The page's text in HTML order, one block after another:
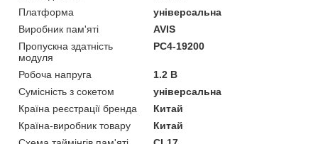
Платформа
універсальна
Виробник пам'яті
AVIS
Пропускна здатність
модуля
PC4-19200
Робоча напруга
1.2 B
Сумісність з сокетом
універсальна
Країна реєстрації бренда
Китай
Країна-виробник товару
Китай